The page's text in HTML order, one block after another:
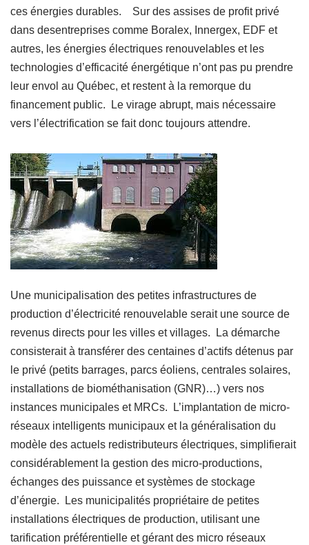
ces énergies durables. Sur des assises de profit privé
dans desentreprises comme Boralex, Innergex, EDF et
autres, les énergies électriques renouvelables et les
technologies d’efficacité énergétique n’ont pas pu prendre
leur envol au Québec, et restent à la remorque du
financement public. Le virage abrupt, mais nécessaire
vers l’électrification se fait donc toujours attendre.
Une municipalisation des petites infrastructures de
production d’électricité renouvelable serait une source de
revenus directs pour les villes et villages. La démarche
consisterait à transférer des centaines d’actifs détenus par
le privé (petits barrages, parcs éoliens, centrales solaires,
installations de biométhanisation (GNR)…) vers nos
instances municipales et MRCs. L’implantation de micro-
réseaux intelligents municipaux et la généralisation du
modèle des actuels redistributeurs électriques, simplifierait
considérablement la gestion des micro-productions,
échanges des puissance et systèmes de stockage
d’énergie. Les municipalités propriétaire de petites
installations électriques de production, utilisant une
tarification préférentielle et gérant des micro réseaux